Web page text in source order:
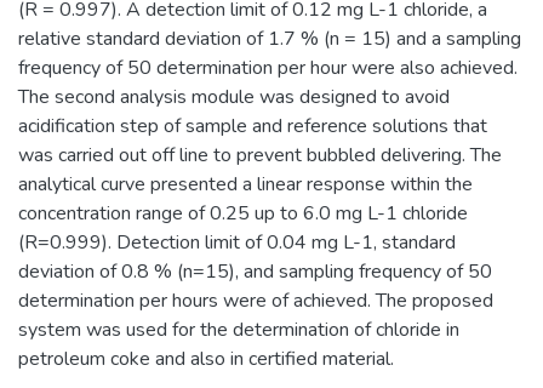
(R = 0.997). A detection limit of 0.12 mg L-1 chloride, a
relative standard deviation of 1.7 % (n = 15) and a sampling
frequency of 50 determination per hour were also achieved.
The second analysis module was designed to avoid
acidification step of sample and reference solutions that
was carried out off line to prevent bubbled delivering. The
analytical curve presented a linear response within the
concentration range of 0.25 up to 6.0 mg L-1 chloride
(R=0.999). Detection limit of 0.04 mg L-1, standard
deviation of 0.8 % (n=15), and sampling frequency of 50
determination per hours were of achieved. The proposed
system was used for the determination of chloride in
petroleum coke and also in certified material.